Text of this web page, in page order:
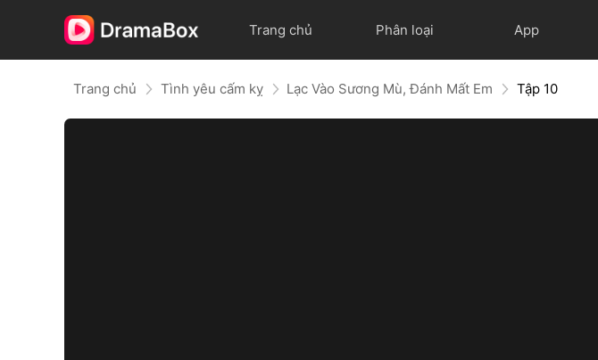
Trang chủ Phân loại App
Trang chủ Tình yêu cấm kỵ Lạc Vào Sương Mù, Đánh Mất Em Tập 10